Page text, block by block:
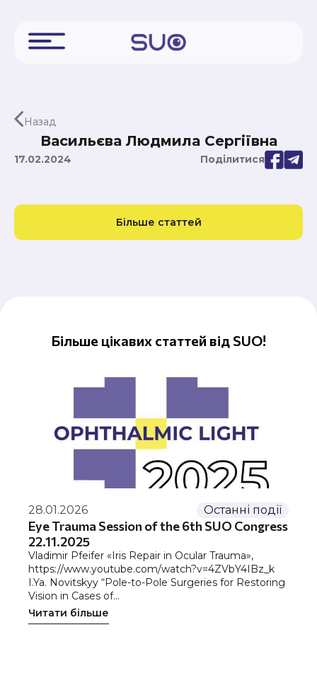
Назад
Васильєва Людмила Сергіївна
17.02.2024 Поділитися
Більше статтей
Більше цікавих статтей від SUO!
28.01.2026 Останні події
Eye Trauma Session of the 6th SUO Congress
22.11.2025
Vladimir Pfeifer «Iris Repair in Ocular Trauma»,
https://www.youtube.com/watch?v=4ZVbY4IBz_k
I.Ya. Novitskyy “Pole-to-Pole Surgeries for Restoring
Vision in Cases of…
Читати більше